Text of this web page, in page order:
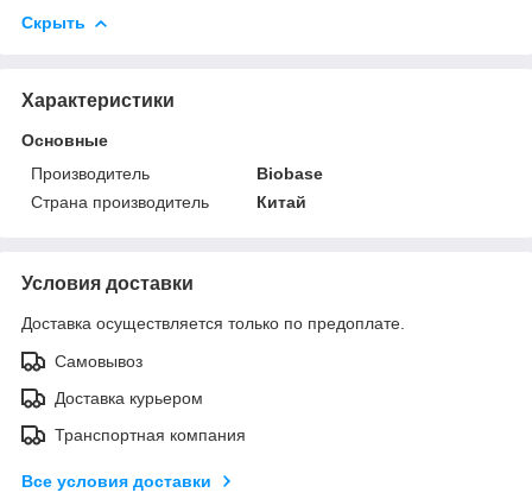
Скрыть
Характеристики
Основные
Производитель
Biobase
Страна производитель
Китай
Условия доставки
Доставка осуществляется только по предоплате.
Самовывоз
Доставка курьером
Транспортная компания
Все условия доставки